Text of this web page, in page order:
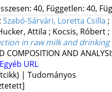
40, Független: 40,
Szabó-Sárvári, Loretta Csilla ;
Attila ; Kocsis, Róbert;
in raw milk and drinking
COMPOSITION AND
Egyéb URL
| Tudományos